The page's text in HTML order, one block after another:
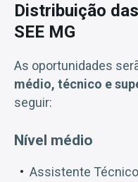
Distribuição
SEE MG
As oportunidades
médio, técnico e
seguir:
Nível médio
Assistente